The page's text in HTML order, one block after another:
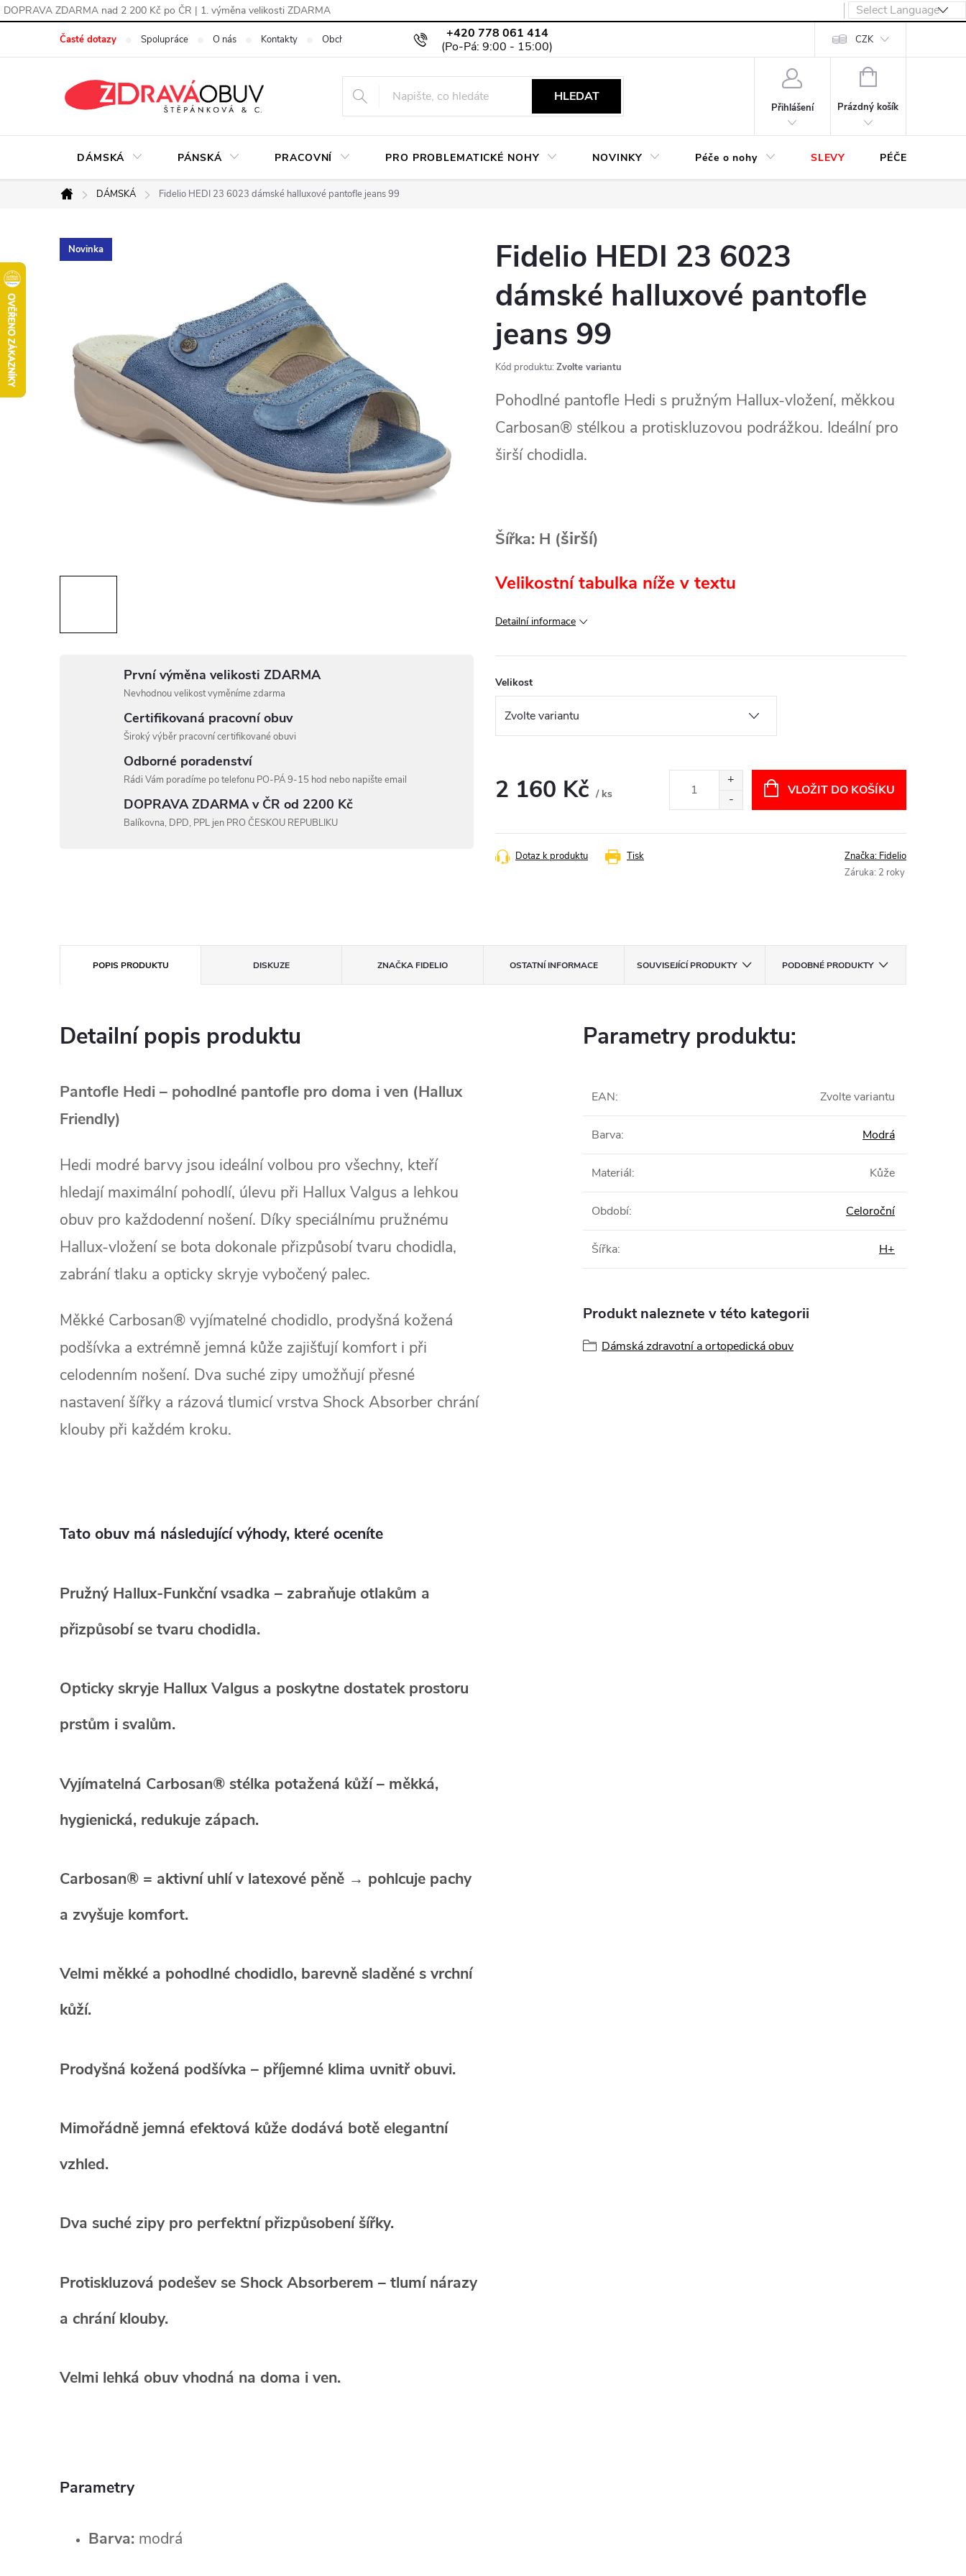
DOPRAVA ZDARMA nad 2 200 Kč po ČR | 1. výměna velikosti ZDARMA
+420 778 061 414
Časté dotazy Spolupráce O nás Kontakty Obchodní podmínky Podmínky ochrany osobních údajů CZK
HLEDAT
Přihlášení
NÁKUPNÍ
Prázdný košík
DÁMSKÁ PÁNSKÁ PRACOVNÍ PRO PROBLEMATICKÉ NOHY NOVINKY Péče o nohy SLEVY PÉČE O OBUV
Domů
DÁMSKÁ Fidelio HEDI 23 6023 dámské halluxové pantofle jeans 99
Novinka
První výměna velikosti ZDARMA
Nevhodnou velikost vyměníme zdarma
Certifikovaná pracovní obuv
Široký výběr pracovní certifikované obuvi
Odborné poradenství
Rádi Vám poradíme po telefonu PO-PÁ 9-15 hod nebo napište email
DOPRAVA ZDARMA v ČR od 2200 Kč
Balíkovna, DPD, PPL jen PRO ČESKOU REPUBLIKU
Fidelio HEDI 23 6023
dámské halluxové pantofle
jeans 99
Kód produktu: Zvolte variantu
Pohodlné pantofle Hedi s pružným Hallux‑vložení, měkkou
Carbosan® stélkou a protiskluzovou podrážkou. Ideální pro
širší chodidla.
Šířka: H (širší)
Velikostní tabulka níže v textu
Detailní informace
Velikost
2 160 Kč / ks
VLOŽIT DO KOŠÍKU
Tisk
Dotaz k produktu Značka: Fidelio
Záruka: 2 roky
POPIS PRODUKTU DISKUZE ZNAČKAFIDELIO OSTATNÍ INFORMACE SOUVISEJÍCÍ PRODUKTY PODOBNÉ PRODUKTY
Detailní popis produktu
Pantofle Hedi – pohodlné pantofle pro doma i ven (Hallux
Friendly)
Hedi modré barvy jsou ideální volbou pro všechny, kteří
hledají maximální pohodlí, úlevu při Hallux Valgus a lehkou
obuv pro každodenní nošení. Díky speciálnímu pružnému
Hallux‑vložení se bota dokonale přizpůsobí tvaru chodidla,
zabrání tlaku a opticky skryje vybočený palec.
Měkké Carbosan® vyjímatelné chodidlo, prodyšná kožená
podšívka a extrémně jemná kůže zajišťují komfort i při
celodenním nošení. Dva suché zipy umožňují přesné
nastavení šířky a rázová tlumicí vrstva Shock Absorber chrání
klouby při každém kroku.
Tato obuv má následující výhody, které oceníte
Pružný Hallux‑Funkční vsadka – zabraňuje otlakům a
přizpůsobí se tvaru chodidla.
Opticky skryje Hallux Valgus a poskytne dostatek prostoru
prstům i svalům.
Vyjímatelná Carbosan® stélka potažená kůží – měkká,
hygienická, redukuje zápach.
Carbosan® = aktivní uhlí v latexové pěně → pohlcuje pachy
a zvyšuje komfort.
Velmi měkké a pohodlné chodidlo, barevně sladěné s vrchní
kůží.
Prodyšná kožená podšívka – příjemné klima uvnitř obuvi.
Mimořádně jemná efektová kůže dodává botě elegantní
vzhled.
Dva suché zipy pro perfektní přizpůsobení šířky.
Protiskluzová podešev se Shock Absorberem – tlumí nárazy
a chrání klouby.
Velmi lehká obuv vhodná na doma i ven.
Parametry
Barva: modrá
Parametry produktu:
EAN: Zvolte variantu
Barva: Modrá
Materiál: Kůže
Období: Celoroční
Šířka: H+
Produkt naleznete v této kategorii
Dámská zdravotní a ortopedická obuv